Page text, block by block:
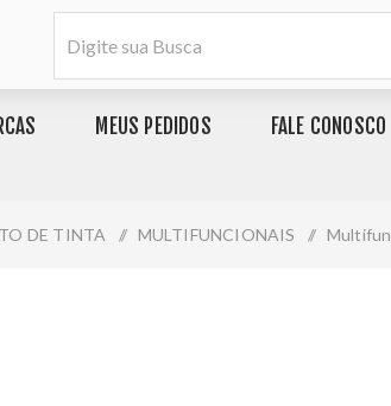
MEUS PEDIDOS FALE CONOSCO
DE TINTA / MULTIFUNCIONAIS /